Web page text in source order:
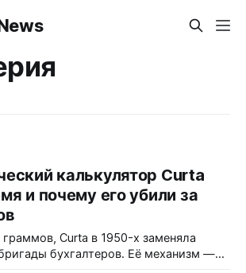
калькулятор Curta
и почему его убили за
Curta в 1950-х заменяла
бухгалтеров. Её механизм —